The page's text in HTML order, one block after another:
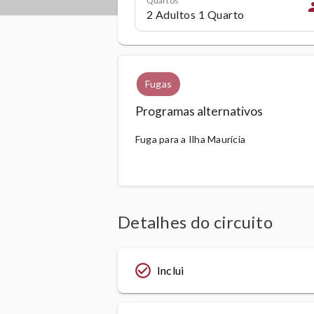
Fugas
Programas alternativos
Fuga para a Ilha Maurícia
Detalhes do circuito
check_circle_outline Inclui